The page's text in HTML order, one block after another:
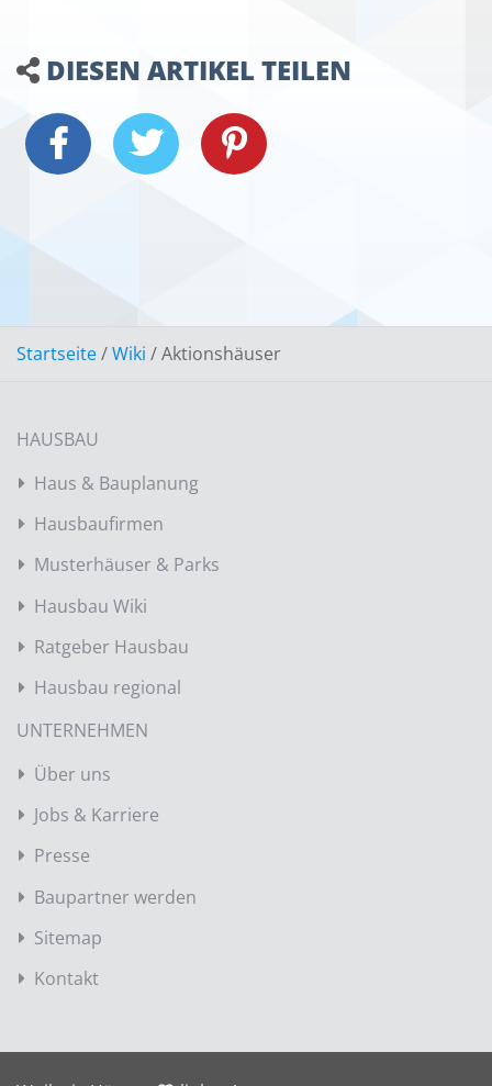
DIESEN ARTIKEL TEILEN
Startseite/Wiki /Aktionshäuser
HAUSBAU
Haus & Bauplanung
Hausbaufirmen
Musterhäuser & Parks
Hausbau Wiki
Ratgeber Hausbau
Hausbau regional
UNTERNEHMEN
Über uns
Jobs & Karriere
Presse
Baupartner werden
Sitemap
Kontakt